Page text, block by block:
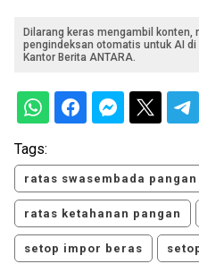
Dilarang keras mengambil konten,
pengindeksan otomatis untuk AI
Kantor Berita ANTARA.
Tags:
ratas swasembada pangan
ratas ketahanan pangan
setop impor beras